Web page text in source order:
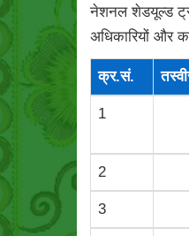
नेशनल शेडयूल्‍ड
अधिकारियों और
क्र.सं.
1
2
3